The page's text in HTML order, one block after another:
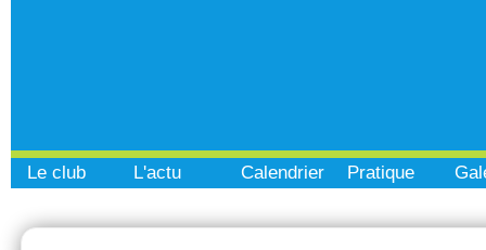
Le club L'actu Calendrier Pratique